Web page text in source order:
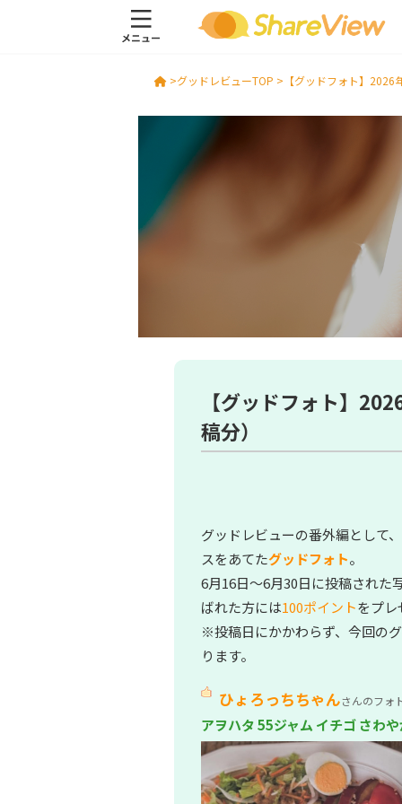
>グッドレビューTOP > 【グッドフォト】
【グッドフォト】
稿分）
グッドレビューの番外編として
スをあてたグッドフォト。
6月16日～6月30日に投稿された
ばれた方には100ポイントをプ
※投稿日にかかわらず、今回の
ります。
ひょろっちちゃんさんのフォ
アヲハタ 55ジャム イチゴ さわ